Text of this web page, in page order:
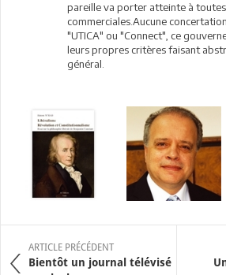
pareille va porter atteinte à
commerciales.Aucune
"UTICA" ou "Connect", ce
leurs propres critères faisant
général.
ARTICLE PRÉCÉDENT
Bientôt un journal télévisé